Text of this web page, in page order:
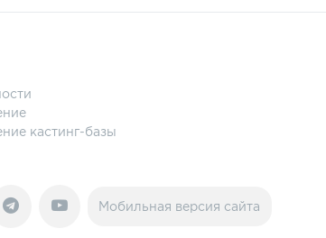
кастинг-базы
Мобильная версия сайта